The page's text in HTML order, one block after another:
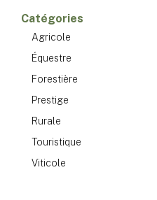
Catégories
Agricole
Équestre
Forestière
Prestige
Rurale
Touristique
Viticole